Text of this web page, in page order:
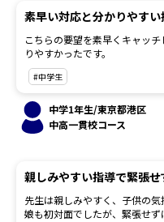
素早い対応と分かりやすい
こちらの要望を素早くキャッ
りやすかったです。
#中学生
中学1年生/東京都港区
中高一貫校コース
親しみやすい指導で緊張せ
先生は親しみやすく、子供の気
娘も初対面でしたが、緊張せず